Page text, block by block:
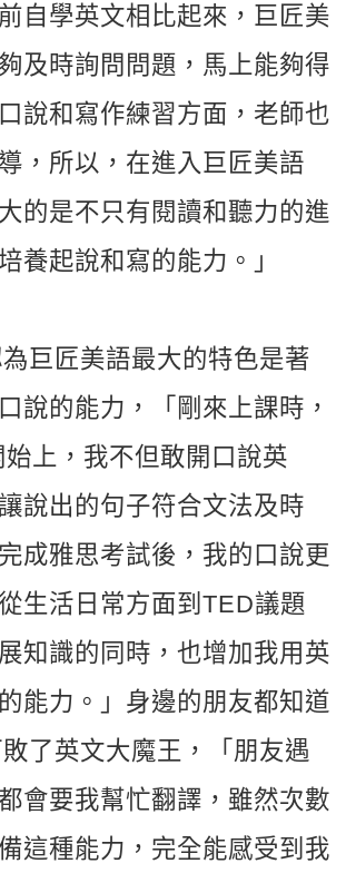
自學英文相比起來，巨匠美
及時詢問問題，馬上能夠得
說和寫作練習方面，老師也
，所以，在進入巨匠美語
的是不只有閱讀和聽力的進
養起說和寫的能力。」
巨匠美語最大的特色是著
說的能力，「剛來上課時，
上，我不但敢開口說英
說出的句子符合文法及時
成雅思考試後，我的口說更
生活日常方面到TED議題
知識的同時，也增加我用英
能力。」身邊的朋友都知道
了英文大魔王，「朋友遇
會要我幫忙翻譯，雖然次數
這種能力，完全能感受到我